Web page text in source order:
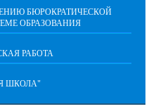
БЮРОКРАТИЧЕСКОЙ
ОБРАЗОВАНИЯ
РАБОТА
ШКОЛА"